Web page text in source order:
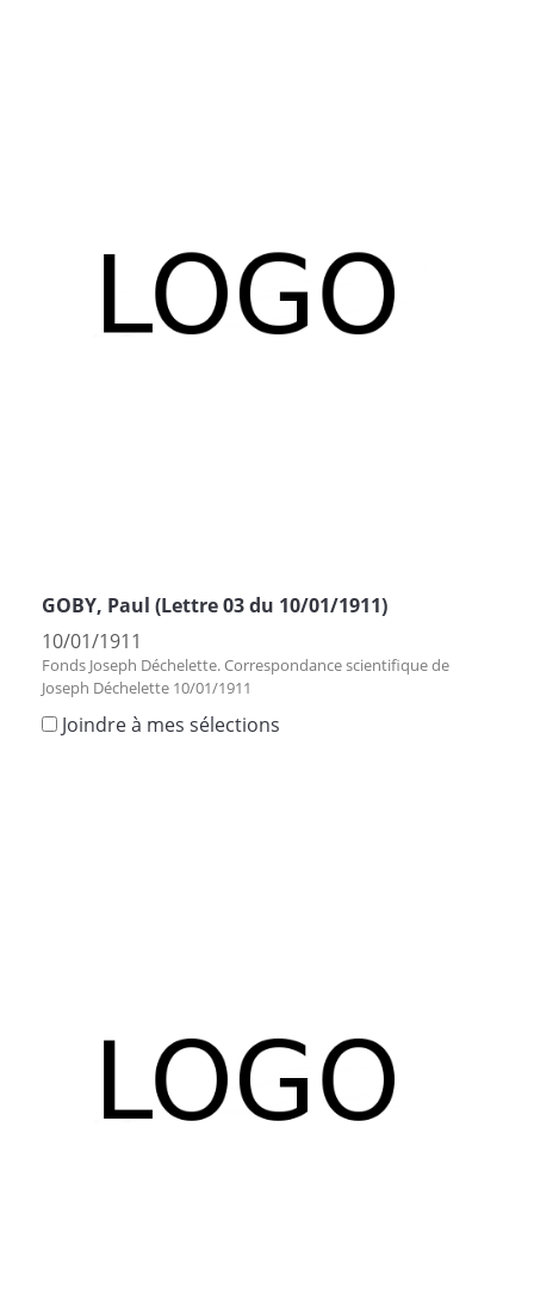
GOBY, Paul (Lettre 03 du 10/01/1911)
10/01/1911
Fonds Joseph Déchelette. Correspondance scientifique de
Joseph Déchelette 10/01/1911
Joindre à mes sélections